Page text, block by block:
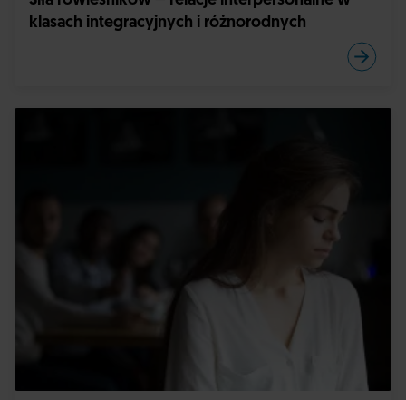
klasach integracyjnych i różnorodnych